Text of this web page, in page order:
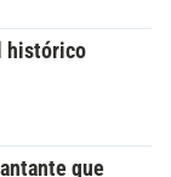
histórico
que